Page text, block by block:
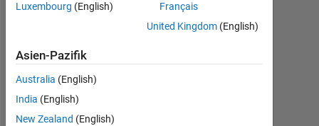
BEITRÄGE L
-2
-1
1
2
3
4
6
7
Luxembourg (English)
Français
United Kingdom (English)
Asien-Pazifik
Australia (English)
India (English)
New Zealand (English)